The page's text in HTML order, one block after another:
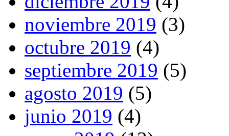
noviembre 2019 (3)
octubre 2019 (4)
septiembre 2019 (5)
agosto 2019 (5)
junio 2019 (4)